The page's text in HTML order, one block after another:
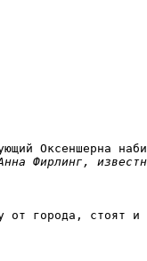
Фирлинг,
от города, стоят